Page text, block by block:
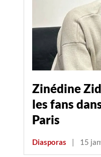
Zinédine
les fans
Paris
Diasporas | 15